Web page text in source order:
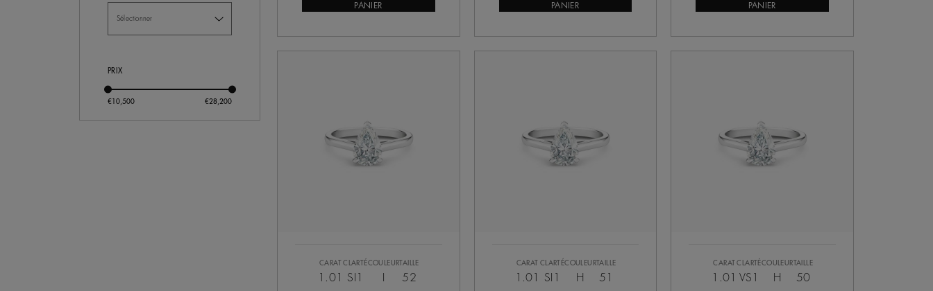
PRIX
PANIER
PANIER
PANIER
CARAT
1.01
CLARTÉ
SI1
COULEUR TAILLE
52
CARAT
1.01
CLARTÉ
SI1
COULEUR
H
TAILLE
51
CARAT
1.01
CLARTÉ
VS1
COULEUR
H
TAILLE
50